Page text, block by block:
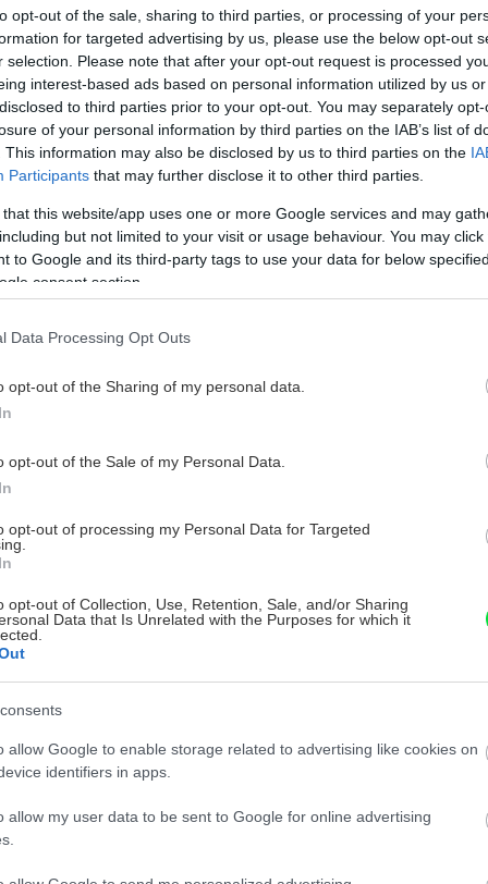
opt-out of the sale, sharing to third parties, or processing of your
for targeted advertising by us, please use the below opt-out
selection. Please note that after your opt-out request is processed
interest-based ads based on personal information utilized by us
to third parties prior to your opt-out. You may separately
of your personal information by third parties on the IAB’s list of
This information may also be disclosed by us to third parties on the
Participants that may further disclose it to other third parties.
that this website/app uses one or more Google services and may
but not limited to your visit or usage behaviour. You may
to Google and its third-party tags to use your data for below
consent section.
Data Processing Opt Outs
opt-out of the Sharing of my personal data.
opt-out of the Sale of my Personal Data.
opt-out of processing my Personal Data for Targeted
opt-out of Collection, Use, Retention, Sale, and/or Sharing
Data that Is Unrelated with the Purposes for which it
allow Google to enable storage related to advertising like cookies on
identifiers in apps.
allow my user data to be sent to Google for online advertising
prírodnú udiareň, napríklad
vyčarovať kráľovsky voňajúcu
ale aj iných potravín. Keďže nám pri
hlavne o úžasnú chuť, môže byť tento
čas a bez veľkej námahy. Údenie rýb je
mäsom najmä z hľadiska
rizikových látok pochádzajúcich
úpravou rybacieho mäsa, pri ktorej je
čas, sa k nemu dostane len minimum
sa pri údení rýb využíva nízkoteplotný
látok pri horení dreva minimum.
oproti iným živočíšnym mäsám,
v prípade ostatných živočíšnych
sa aminokyseliny v jeho
z dymu a stanú sa tak ťažko
kolagénu, takže je menej súdržné,
tepelne upraví. »
nezáleží ani tak na dokonalosti či
a nepoškodenosti rýb i na ich skutočne
použiť i ryby mrazené, ale vždy
– najlepšie v celku (len pri kaprovi
zabalenú. Najmä v prípade
najlepšie lyžicou, aj obličky prirastené
Kapra pred zamrazovaním